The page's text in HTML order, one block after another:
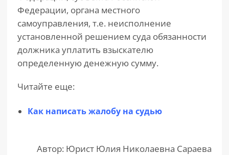
Федерации, органа местного
самоуправления, т.е. неисполнение
установленной решением суда обязанности
должника уплатить взыскателю
определенную денежную сумму.
Читайте еще:
Как написать жалобу на судью
Автор: Юрист Юлия Николаевна Сараева